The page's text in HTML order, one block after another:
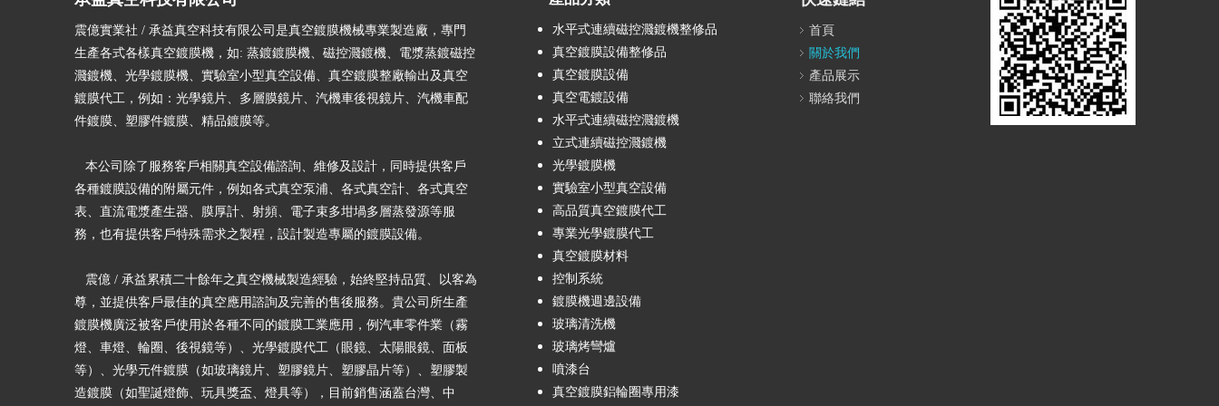
震億實業社 / 承益真空科技有限公司是真空鍍膜機械專業製造廠，專門
生產各式各樣真空鍍膜機，如: 蒸鍍鍍膜機、磁控濺鍍機、電漿蒸鍍磁控
濺鍍機、光學鍍膜機、實驗室小型真空設備、真空鍍膜整廠輸出及真空
鍍膜代工，例如：光學鏡片、多層膜鏡片、汽機車後視鏡片、汽機車配
件鍍膜、塑膠件鍍膜、精品鍍膜等。
本公司除了服務客戶相關真空設備諮詢、維修及設計，同時提供客戶
各種鍍膜設備的附屬元件，例如各式真空泵浦、各式真空計、各式真空
表、直流電漿產生器、膜厚計、射頻、電子束多坩堝多層蒸發源等服
務，也有提供客戶特殊需求之製程，設計製造專屬的鍍膜設備。
震億 / 承益累積二十餘年之真空機械製造經驗，始終堅持品質、以客為
尊，並提供客戶最佳的真空應用諮詢及完善的售後服務。貴公司所生產
鍍膜機廣泛被客戶使用於各種不同的鍍膜工業應用，例汽車零件業（霧
燈、車燈、輪圈、後視鏡等）、光學鍍膜代工（眼鏡、太陽眼鏡、面板
等）、光學元件鍍膜（如玻璃鏡片、塑膠鏡片、塑膠晶片等）、塑膠製
造鍍膜（如聖誕燈飾、玩具獎盃、燈具等），目前銷售涵蓋台灣、中
水平式連續磁控濺鍍機整修品
真空鍍膜設備整修品
真空鍍膜設備
真空電鍍設備
水平式連續磁控濺鍍機
立式連續磁控濺鍍機
光學鍍膜機
實驗室小型真空設備
高品質真空鍍膜代工
專業光學鍍膜代工
真空鍍膜材料
控制系統
鍍膜機週邊設備
玻璃清洗機
玻璃烤彎爐
噴漆台
真空鍍膜鋁輪圈專用漆
首頁
關於我們
產品展示
聯絡我們